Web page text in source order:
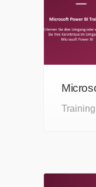
Training